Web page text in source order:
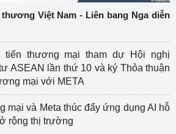
Việt Nam - Liên bang Nga diễn
thương mại tham dự Hội nghị
ASEAN lần thứ 10 và ký Thỏa thuận
mại với META
mại và Meta thúc đẩy ứng dụng AI hỗ
rộng thị trường